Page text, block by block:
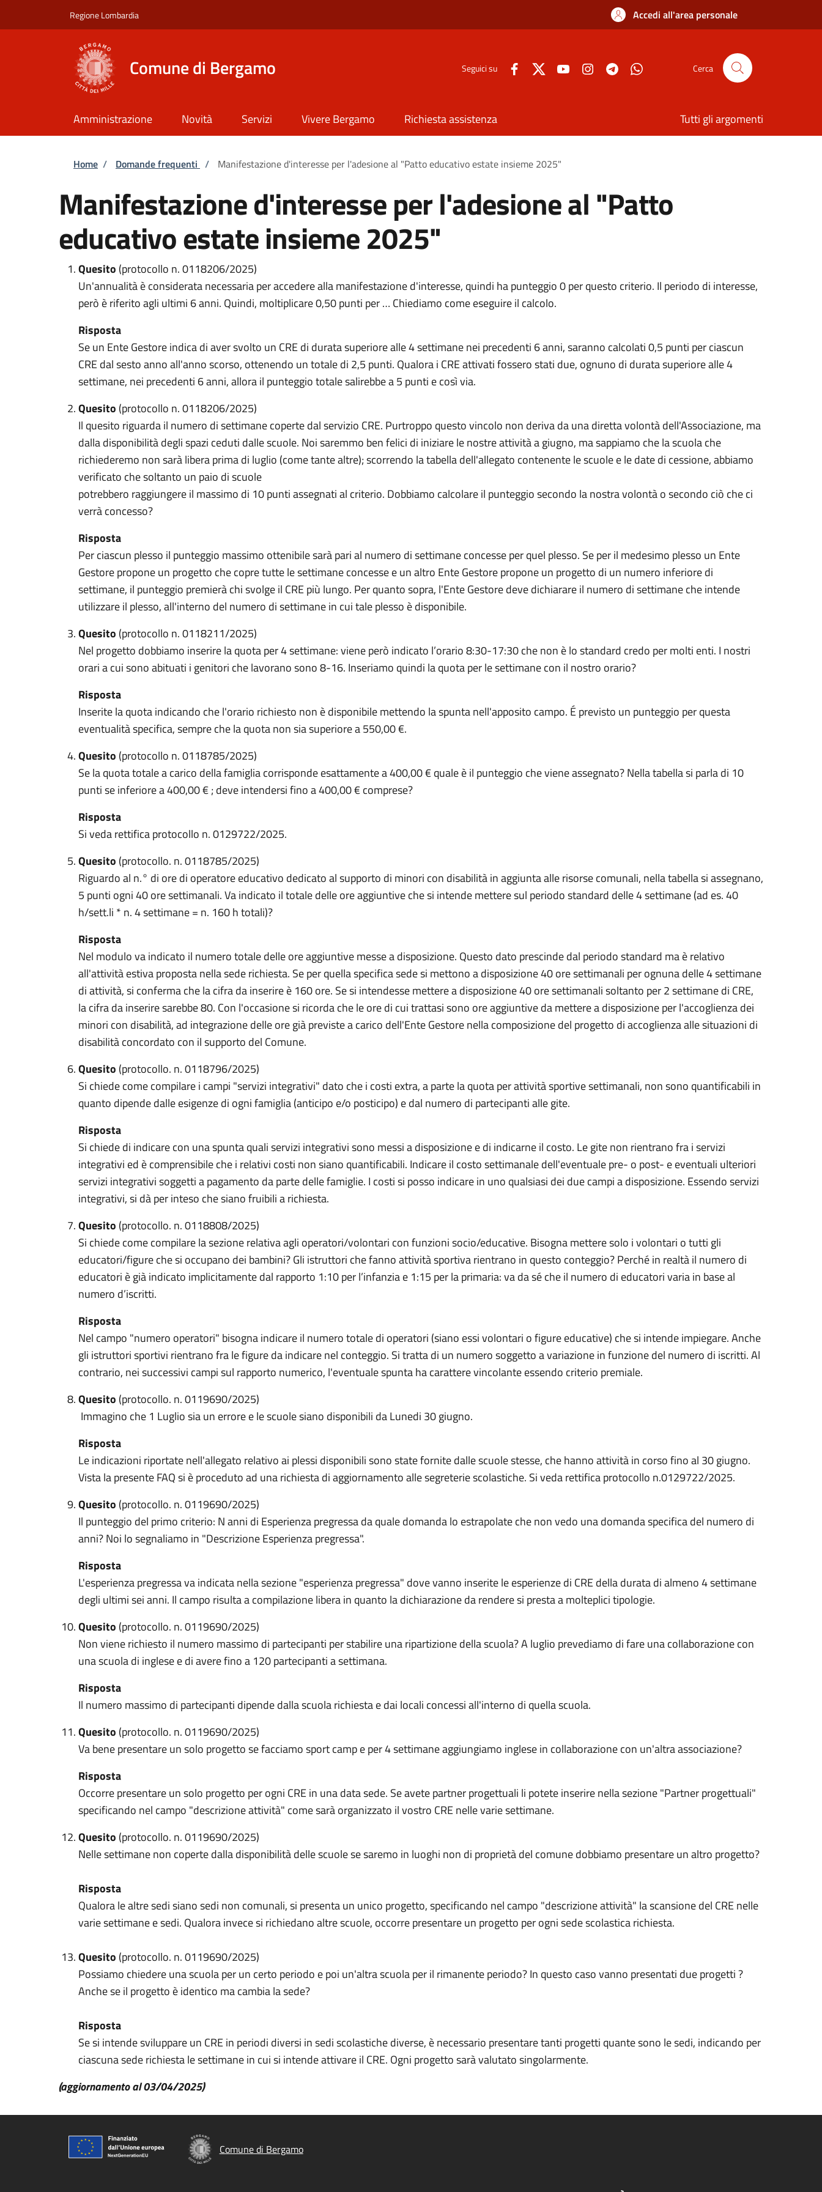
Regione Lombardia Accedi all'area personale
Comune di Bergamo Seguici su Cerca
Amministrazione Novità Servizi Vivere Bergamo Richiesta assistenza Tutti gli argomenti
Briciole di pane
Home / Domande frequenti / Manifestazione d'interesse per l'adesione al "Patto educativo estate insieme 2025"
Manifestazione d'interesse per l'adesione al "Patto
educativo estate insieme 2025"
Quesito (protocollo n. 0118206/2025)
Un'annualità è considerata necessaria per accedere alla manifestazione d'interesse, quindi ha punteggio 0 per questo criterio. Il periodo di interesse,
però è riferito agli ultimi 6 anni. Quindi, moltiplicare 0,50 punti per … Chiediamo come eseguire il calcolo.
Risposta
Se un Ente Gestore indica di aver svolto un CRE di durata superiore alle 4 settimane nei precedenti 6 anni, saranno calcolati 0,5 punti per ciascun
CRE dal sesto anno all'anno scorso, ottenendo un totale di 2,5 punti. Qualora i CRE attivati fossero stati due, ognuno di durata superiore alle 4
settimane, nei precedenti 6 anni, allora il punteggio totale salirebbe a 5 punti e così via.
Quesito (protocollo n. 0118206/2025)
Il quesito riguarda il numero di settimane coperte dal servizio CRE. Purtroppo questo vincolo non deriva da una diretta volontà dell'Associazione, ma
dalla disponibilità degli spazi ceduti dalle scuole. Noi saremmo ben felici di iniziare le nostre attività a giugno, ma sappiamo che la scuola che
richiederemo non sarà libera prima di luglio (come tante altre); scorrendo la tabella dell'allegato contenente le scuole e le date di cessione, abbiamo
verificato che soltanto un paio di scuole
potrebbero raggiungere il massimo di 10 punti assegnati al criterio. Dobbiamo calcolare il punteggio secondo la nostra volontà o secondo ciò che ci
verrà concesso?
Risposta
Per ciascun plesso il punteggio massimo ottenibile sarà pari al numero di settimane concesse per quel plesso. Se per il medesimo plesso un Ente
Gestore propone un progetto che copre tutte le settimane concesse e un altro Ente Gestore propone un progetto di un numero inferiore di
settimane, il punteggio premierà chi svolge il CRE più lungo. Per quanto sopra, l'Ente Gestore deve dichiarare il numero di settimane che intende
utilizzare il plesso, all'interno del numero di settimane in cui tale plesso è disponibile.
Quesito (protocollo n. 0118211/2025)
Nel progetto dobbiamo inserire la quota per 4 settimane: viene però indicato l’orario 8:30-17:30 che non è lo standard credo per molti enti. I nostri
orari a cui sono abituati i genitori che lavorano sono 8-16. Inseriamo quindi la quota per le settimane con il nostro orario?
Risposta
Inserite la quota indicando che l'orario richiesto non è disponibile mettendo la spunta nell'apposito campo. É previsto un punteggio per questa
eventualità specifica, sempre che la quota non sia superiore a 550,00 €.
Quesito (protocollo n. 0118785/2025)
Se la quota totale a carico della famiglia corrisponde esattamente a 400,00 € quale è il punteggio che viene assegnato? Nella tabella si parla di 10
punti se inferiore a 400,00 € ; deve intendersi fino a 400,00 € comprese?
Risposta
Si veda rettifica protocollo n. 0129722/2025.
Quesito (protocollo. n. 0118785/2025)
Riguardo al n.° di ore di operatore educativo dedicato al supporto di minori con disabilità in aggiunta alle risorse comunali, nella tabella si assegnano,
5 punti ogni 40 ore settimanali. Va indicato il totale delle ore aggiuntive che si intende mettere sul periodo standard delle 4 settimane (ad es. 40
h/sett.li * n. 4 settimane = n. 160 h totali)?
Risposta
Nel modulo va indicato il numero totale delle ore aggiuntive messe a disposizione. Questo dato prescinde dal periodo standard ma è relativo
all'attività estiva proposta nella sede richiesta. Se per quella specifica sede si mettono a disposizione 40 ore settimanali per ognuna delle 4 settimane
di attività, si conferma che la cifra da inserire è 160 ore. Se si intendesse mettere a disposizione 40 ore settimanali soltanto per 2 settimane di CRE,
la cifra da inserire sarebbe 80. Con l'occasione si ricorda che le ore di cui trattasi sono ore aggiuntive da mettere a disposizione per l'accoglienza dei
minori con disabilità, ad integrazione delle ore già previste a carico dell'Ente Gestore nella composizione del progetto di accoglienza alle situazioni di
disabilità concordato con il supporto del Comune.
Quesito (protocollo. n. 0118796/2025)
Si chiede come compilare i campi "servizi integrativi" dato che i costi extra, a parte la quota per attività sportive settimanali, non sono quantificabili in
quanto dipende dalle esigenze di ogni famiglia (anticipo e/o posticipo) e dal numero di partecipanti alle gite.
Risposta
Si chiede di indicare con una spunta quali servizi integrativi sono messi a disposizione e di indicarne il costo. Le gite non rientrano fra i servizi
integrativi ed è comprensibile che i relativi costi non siano quantificabili. Indicare il costo settimanale dell'eventuale pre- o post- e eventuali ulteriori
servizi integrativi soggetti a pagamento da parte delle famiglie. I costi si posso indicare in uno qualsiasi dei due campi a disposizione. Essendo servizi
integrativi, si dà per inteso che siano fruibili a richiesta.
Quesito (protocollo. n. 0118808/2025)
Si chiede come compilare la sezione relativa agli operatori/volontari con funzioni socio/educative. Bisogna mettere solo i volontari o tutti gli
educatori/figure che si occupano dei bambini? Gli istruttori che fanno attività sportiva rientrano in questo conteggio? Perché in realtà il numero di
educatori è già indicato implicitamente dal rapporto 1:10 per l’infanzia e 1:15 per la primaria: va da sé che il numero di educatori varia in base al
numero d’iscritti.
Risposta
Nel campo "numero operatori" bisogna indicare il numero totale di operatori (siano essi volontari o figure educative) che si intende impiegare. Anche
gli istruttori sportivi rientrano fra le figure da indicare nel conteggio. Si tratta di un numero soggetto a variazione in funzione del numero di iscritti. Al
contrario, nei successivi campi sul rapporto numerico, l'eventuale spunta ha carattere vincolante essendo criterio premiale.
Quesito (protocollo. n. 0119690/2025)
Immagino che 1 Luglio sia un errore e le scuole siano disponibili da Lunedi 30 giugno.
Risposta
Le indicazioni riportate nell'allegato relativo ai plessi disponibili sono state fornite dalle scuole stesse, che hanno attività in corso fino al 30 giugno.
Vista la presente FAQ si è proceduto ad una richiesta di aggiornamento alle segreterie scolastiche. Si veda rettifica protocollo n.0129722/2025.
Quesito (protocollo. n. 0119690/2025)
Il punteggio del primo criterio: N anni di Esperienza pregressa da quale domanda lo estrapolate che non vedo una domanda specifica del numero di
anni? Noi lo segnaliamo in "Descrizione Esperienza pregressa".
Risposta
L'esperienza pregressa va indicata nella sezione "esperienza pregressa" dove vanno inserite le esperienze di CRE della durata di almeno 4 settimane
degli ultimi sei anni. Il campo risulta a compilazione libera in quanto la dichiarazione da rendere si presta a molteplici tipologie.
Quesito (protocollo. n. 0119690/2025)
Non viene richiesto il numero massimo di partecipanti per stabilire una ripartizione della scuola? A luglio prevediamo di fare una collaborazione con
una scuola di inglese e di avere fino a 120 partecipanti a settimana.
Risposta
Il numero massimo di partecipanti dipende dalla scuola richiesta e dai locali concessi all'interno di quella scuola.
Quesito (protocollo. n. 0119690/2025)
Va bene presentare un solo progetto se facciamo sport camp e per 4 settimane aggiungiamo inglese in collaborazione con un'altra associazione?
Risposta
Occorre presentare un solo progetto per ogni CRE in una data sede. Se avete partner progettuali li potete inserire nella sezione "Partner progettuali"
specificando nel campo "descrizione attività" come sarà organizzato il vostro CRE nelle varie settimane.
Quesito (protocollo. n. 0119690/2025)
Nelle settimane non coperte dalla disponibilità delle scuole se saremo in luoghi non di proprietà del comune dobbiamo presentare un altro progetto?
Risposta
Qualora le altre sedi siano sedi non comunali, si presenta un unico progetto, specificando nel campo "descrizione attività" la scansione del CRE nelle
varie settimane e sedi. Qualora invece si richiedano altre scuole, occorre presentare un progetto per ogni sede scolastica richiesta.
Quesito (protocollo. n. 0119690/2025)
Possiamo chiedere una scuola per un certo periodo e poi un'altra scuola per il rimanente periodo? In questo caso vanno presentati due progetti ?
Anche se il progetto è identico ma cambia la sede?
Risposta
Se si intende sviluppare un CRE in periodi diversi in sedi scolastiche diverse, è necessario presentare tanti progetti quante sono le sedi, indicando per
ciascuna sede richiesta le settimane in cui si intende attivare il CRE. Ogni progetto sarà valutato singolarmente.
(aggiornamento al 03/04/2025)
Comune di Bergamo